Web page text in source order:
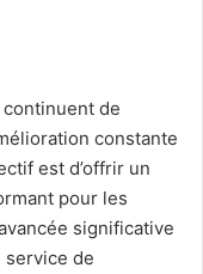
de
constante
est d’offrir un
pour les
significative
service de